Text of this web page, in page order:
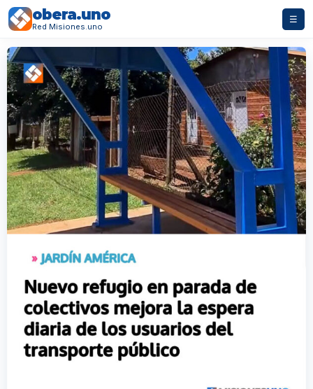
obera.uno
Red Misiones.uno
☰